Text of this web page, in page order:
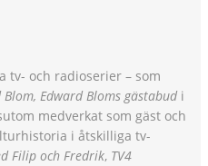
tv- och radioserier – som
Edward Bloms gästabud i
medverkat som gäst och
i åtskilliga tv-
Filip och Fredrik, TV4